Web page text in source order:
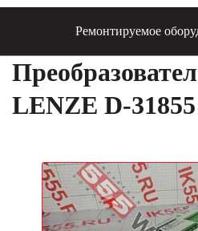
Ремонтируемое
LENZE D-